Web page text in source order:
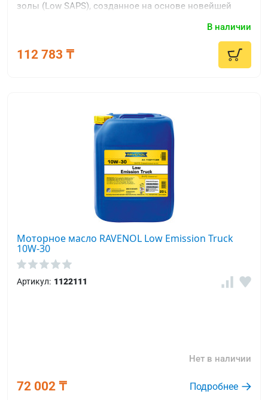
золы (Low SAPS), созданное на основе новейшей
В наличии
112 783 ₸
Моторное масло RAVENOL Low Emission Truck
10W-30
Артикул: 1122111
Нет в наличии
72 002 ₸ Подробнее